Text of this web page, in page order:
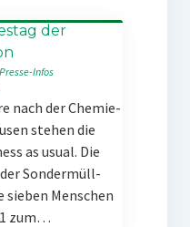
der
Presse-Infos
nach der Chemie-
stehen die
as usual. Die
Sondermüll-
sieben Menschen
zum…